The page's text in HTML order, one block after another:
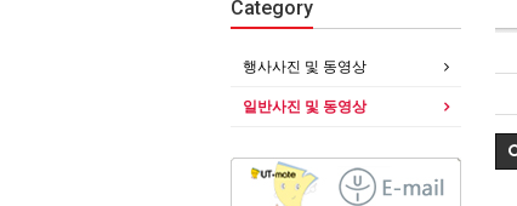
Category
행사사진 및 동영상
일반사진 및 동영상